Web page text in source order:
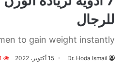
للرجال
to gain weight instantly
Dr. Hoda Ismail 15 أكتوبر، 2022